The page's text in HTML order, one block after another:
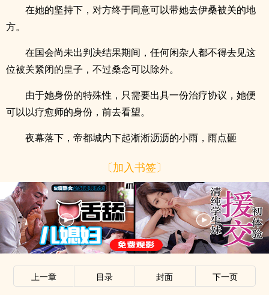
在她的坚持下，对方终于同意可以带她去伊桑被关的地
方。
在国会尚未出判决结果期间，任何闲杂人都不得去见这
位被关紧闭的皇子，不过桑念可以除外。
由于她身份的特殊性，只需要出具一份治疗协议，她便
可以以疗愈师的身份，前去看望。
夜幕落下，帝都城内下起淅淅沥沥的小雨，雨点砸
〔加入书签〕
上一章 目录 封面 下一页